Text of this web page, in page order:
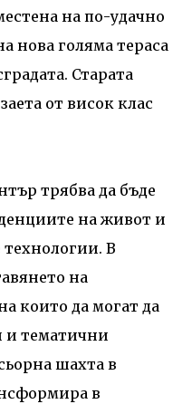
на по-удачно
нова голяма тераса
Старата
от висок клас
трябва да бъде
на живот и
В
на
които да могат да
и тематични
шахта в
в